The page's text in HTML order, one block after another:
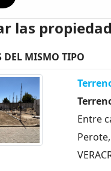
las
DEL MISMO TIPO
Entre